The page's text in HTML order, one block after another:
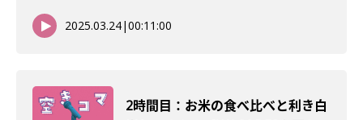
2025.03.24|00:11:00
2時間目：お米の食べ比べと利き白